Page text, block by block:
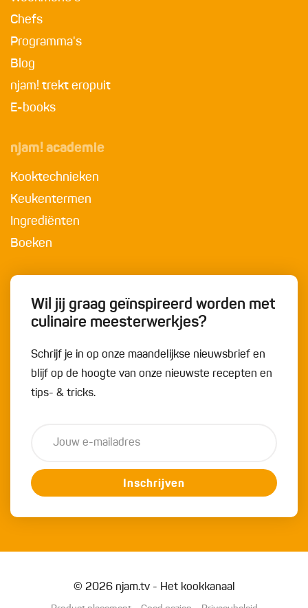
Chefs
Programma's
Blog
njam! trekt eropuit
E-books
njam! academie
Kooktechnieken
Keukentermen
Ingrediënten
Boeken
Wil jij graag geïnspireerd worden met
culinaire meesterwerkjes?
Schrijf je in op onze maandelijkse nieuwsbrief en
blijf op de hoogte van onze nieuwste recepten en
tips- & tricks.
Inschrijven
© 2026 njam.tv - Het kookkanaal